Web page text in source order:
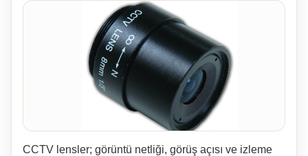
CCTV lensler; görüntü netliği, görüş açısı ve izleme